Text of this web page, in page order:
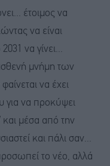
έτοιμος να
να είναι
να γίνει...
μνήμη των
να έχει
για να προκύψει
μέσα από την
και πάλι σαν...
το νέο, αλλά